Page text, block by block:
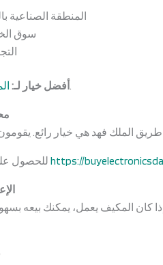
المنطقة الصناعية
سوق
أفضل خيار لـ: .
للحصول https://
3.